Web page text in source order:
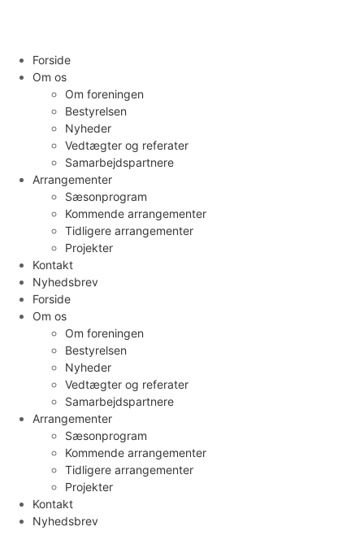
Forside
Om os
Om foreningen
Bestyrelsen
Nyheder
Vedtægter og referater
Samarbejdspartnere
Arrangementer
Sæsonprogram
Kommende arrangementer
Tidligere arrangementer
Projekter
Kontakt
Nyhedsbrev
Forside
Om os
Om foreningen
Bestyrelsen
Nyheder
Vedtægter og referater
Samarbejdspartnere
Arrangementer
Sæsonprogram
Kommende arrangementer
Tidligere arrangementer
Projekter
Kontakt
Nyhedsbrev